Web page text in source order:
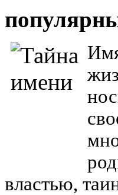
властью,